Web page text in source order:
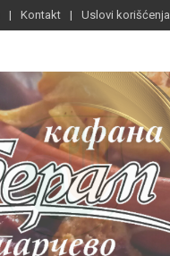
Kontakt Uslovi korišćenja